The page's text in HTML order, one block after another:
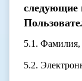
следующие
5.1. Фамилия,
5.2.